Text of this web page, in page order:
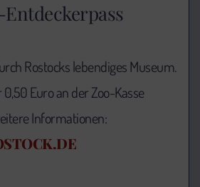
Rostocks lebendiges Museum.
Euro an der Zoo-Kasse
Informationen: